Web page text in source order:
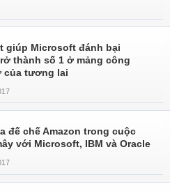
giúp Microsoft đánh bại
thành số 1 ở mảng công
của tương lai
đế chế Amazon trong cuộc
với Microsoft, IBM và Oracle